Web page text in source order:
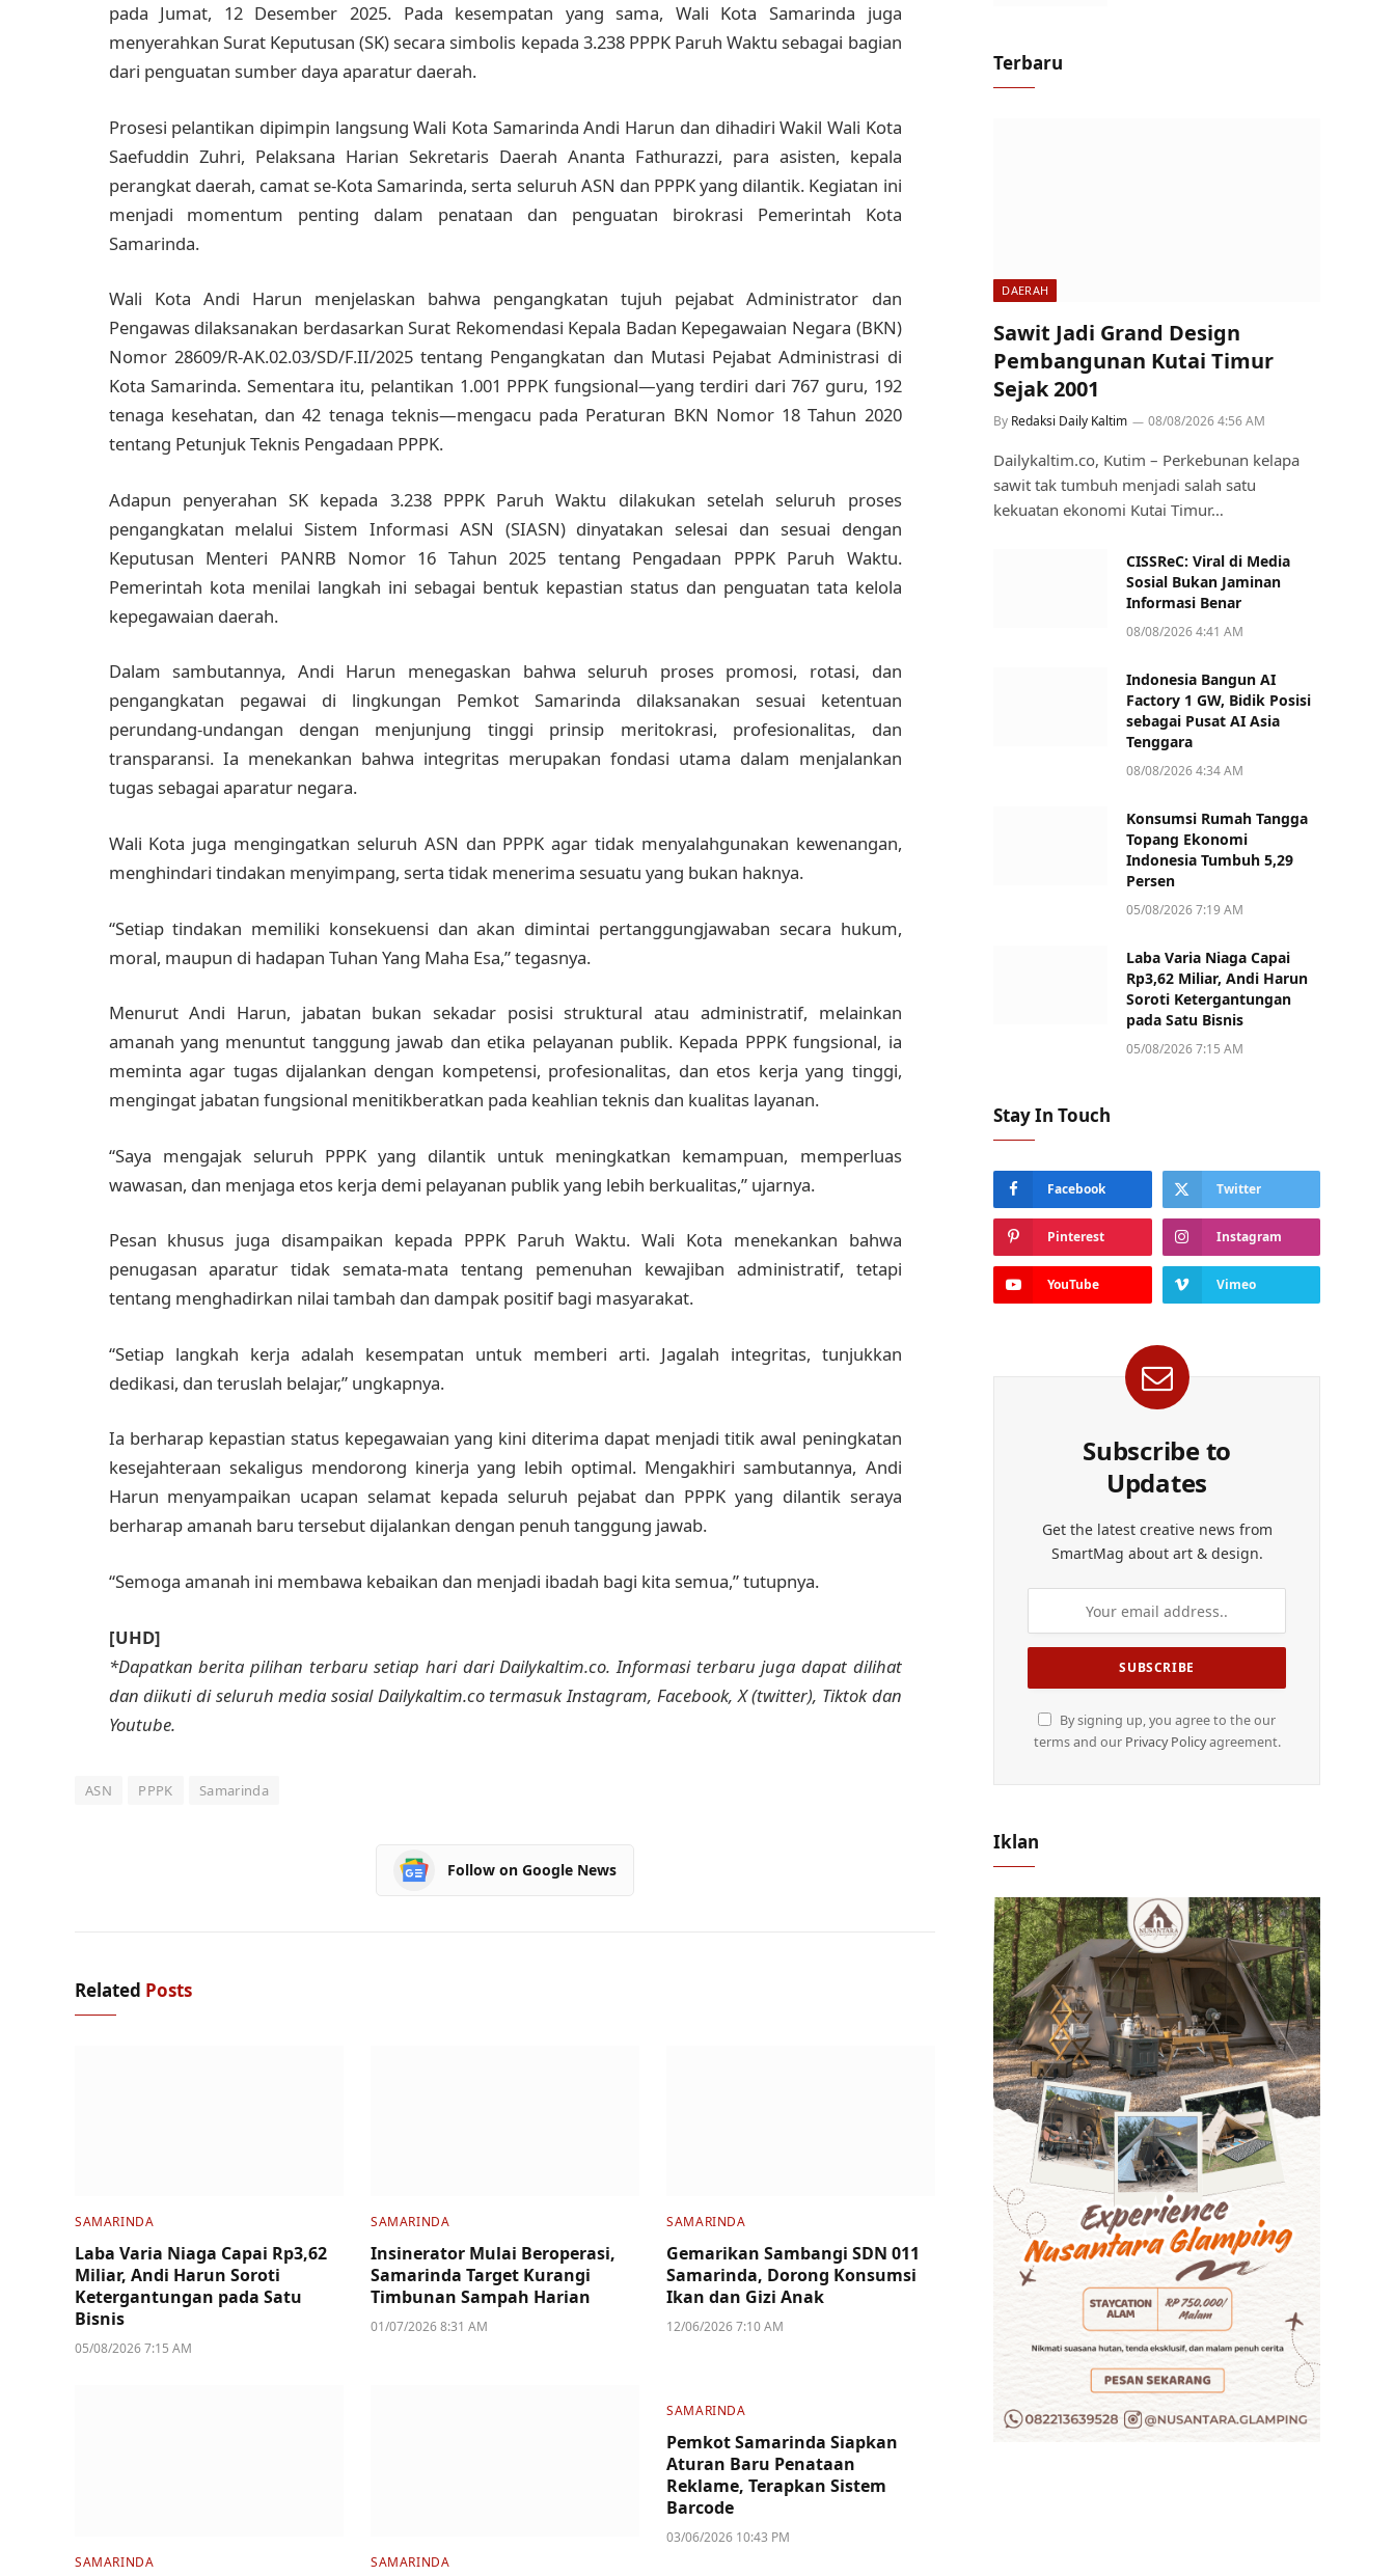
pada Jumat, 12 Desember 2025. Pada kesempatan yang sama, Wali Kota Samarinda juga
menyerahkan Surat Keputusan (SK) secara simbolis kepada 3.238 PPPK Paruh Waktu sebagai bagian
dari penguatan sumber daya aparatur daerah.
Prosesi pelantikan dipimpin langsung Wali Kota Samarinda Andi Harun dan dihadiri Wakil Wali Kota
Saefuddin Zuhri, Pelaksana Harian Sekretaris Daerah Ananta Fathurazzi, para asisten, kepala
perangkat daerah, camat se-Kota Samarinda, serta seluruh ASN dan PPPK yang dilantik. Kegiatan ini
menjadi momentum penting dalam penataan dan penguatan birokrasi Pemerintah Kota
Samarinda.
Wali Kota Andi Harun menjelaskan bahwa pengangkatan tujuh pejabat Administrator dan
Pengawas dilaksanakan berdasarkan Surat Rekomendasi Kepala Badan Kepegawaian Negara (BKN)
Nomor 28609/R-AK.02.03/SD/F.II/2025 tentang Pengangkatan dan Mutasi Pejabat Administrasi di
Kota Samarinda. Sementara itu, pelantikan 1.001 PPPK fungsional—yang terdiri dari 767 guru, 192
tenaga kesehatan, dan 42 tenaga teknis—mengacu pada Peraturan BKN Nomor 18 Tahun 2020
tentang Petunjuk Teknis Pengadaan PPPK.
Adapun penyerahan SK kepada 3.238 PPPK Paruh Waktu dilakukan setelah seluruh proses
pengangkatan melalui Sistem Informasi ASN (SIASN) dinyatakan selesai dan sesuai dengan
Keputusan Menteri PANRB Nomor 16 Tahun 2025 tentang Pengadaan PPPK Paruh Waktu.
Pemerintah kota menilai langkah ini sebagai bentuk kepastian status dan penguatan tata kelola
kepegawaian daerah.
Dalam sambutannya, Andi Harun menegaskan bahwa seluruh proses promosi, rotasi, dan
pengangkatan pegawai di lingkungan Pemkot Samarinda dilaksanakan sesuai ketentuan
perundang-undangan dengan menjunjung tinggi prinsip meritokrasi, profesionalitas, dan
transparansi. Ia menekankan bahwa integritas merupakan fondasi utama dalam menjalankan
tugas sebagai aparatur negara.
Wali Kota juga mengingatkan seluruh ASN dan PPPK agar tidak menyalahgunakan kewenangan,
menghindari tindakan menyimpang, serta tidak menerima sesuatu yang bukan haknya.
“Setiap tindakan memiliki konsekuensi dan akan dimintai pertanggungjawaban secara hukum,
moral, maupun di hadapan Tuhan Yang Maha Esa,” tegasnya.
Menurut Andi Harun, jabatan bukan sekadar posisi struktural atau administratif, melainkan
amanah yang menuntut tanggung jawab dan etika pelayanan publik. Kepada PPPK fungsional, ia
meminta agar tugas dijalankan dengan kompetensi, profesionalitas, dan etos kerja yang tinggi,
mengingat jabatan fungsional menitikberatkan pada keahlian teknis dan kualitas layanan.
“Saya mengajak seluruh PPPK yang dilantik untuk meningkatkan kemampuan, memperluas
wawasan, dan menjaga etos kerja demi pelayanan publik yang lebih berkualitas,” ujarnya.
Pesan khusus juga disampaikan kepada PPPK Paruh Waktu. Wali Kota menekankan bahwa
penugasan aparatur tidak semata-mata tentang pemenuhan kewajiban administratif, tetapi
tentang menghadirkan nilai tambah dan dampak positif bagi masyarakat.
“Setiap langkah kerja adalah kesempatan untuk memberi arti. Jagalah integritas, tunjukkan
dedikasi, dan teruslah belajar,” ungkapnya.
Ia berharap kepastian status kepegawaian yang kini diterima dapat menjadi titik awal peningkatan
kesejahteraan sekaligus mendorong kinerja yang lebih optimal. Mengakhiri sambutannya, Andi
Harun menyampaikan ucapan selamat kepada seluruh pejabat dan PPPK yang dilantik seraya
berharap amanah baru tersebut dijalankan dengan penuh tanggung jawab.
“Semoga amanah ini membawa kebaikan dan menjadi ibadah bagi kita semua,” tutupnya.
[UHD]
*Dapatkan berita pilihan terbaru setiap hari dari Dailykaltim.co. Informasi terbaru juga dapat dilihat
dan diikuti di seluruh media sosial Dailykaltim.co termasuk Instagram, Facebook, X (twitter), Tiktok dan
Youtube.
ASN PPPK Samarinda
Follow on Google News
Related Posts
SAMARINDA
Laba Varia Niaga Capai Rp3,62
Miliar, Andi Harun Soroti
Ketergantungan pada Satu
Bisnis
05/08/2026 7:15 AM
SAMARINDA
Insinerator Mulai Beroperasi,
Samarinda Target Kurangi
Timbunan Sampah Harian
01/07/2026 8:31 AM
SAMARINDA
Gemarikan Sambangi SDN 011
Samarinda, Dorong Konsumsi
Ikan dan Gizi Anak
12/06/2026 7:10 AM
SAMARINDA SAMARINDA
SAMARINDA
Pemkot Samarinda Siapkan
Aturan Baru Penataan
Reklame, Terapkan Sistem
Barcode
03/06/2026 10:43 PM
Terbaru
DAERAH
Sawit Jadi Grand Design
Pembangunan Kutai Timur
Sejak 2001
By Redaksi Daily Kaltim 08/08/2026 4:56 AM
Dailykaltim.co, Kutim – Perkebunan kelapa
sawit tak tumbuh menjadi salah satu
kekuatan ekonomi Kutai Timur…
CISSReC: Viral di Media
Sosial Bukan Jaminan
Informasi Benar
08/08/2026 4:41 AM
Indonesia Bangun AI
Factory 1 GW, Bidik Posisi
sebagai Pusat AI Asia
Tenggara
08/08/2026 4:34 AM
Konsumsi Rumah Tangga
Topang Ekonomi
Indonesia Tumbuh 5,29
Persen
05/08/2026 7:19 AM
Laba Varia Niaga Capai
Rp3,62 Miliar, Andi Harun
Soroti Ketergantungan
pada Satu Bisnis
05/08/2026 7:15 AM
Stay In Touch
Facebook Twitter
Pinterest Instagram
YouTube Vimeo
Subscribe to
Updates
Get the latest creative news from
SmartMag about art & design.
By signing up, you agree to the our
terms and our Privacy Policyagreement.
Iklan